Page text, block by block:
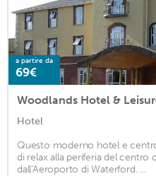
a partire da
69€
Woodlands Hotel &
Hotel
Questo moderno hotel e
di relax alla periferia del centro
dall'Aeroporto di Waterford. ...